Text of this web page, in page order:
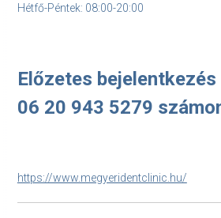
Hétfő-Péntek: 08:00-20:00
Előzetes
06 20 943 5279
https://www.megyeridentclinic.hu/